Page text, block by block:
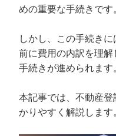
めの重要な手続きです
しかし、この手続き
前に費用の内訳を理
手続きが進められます
本記事では、不動産
かりやすく解説します